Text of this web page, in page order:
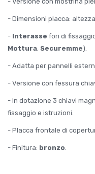
- Dimensioni placca:
- Interasse fori di
Mottura, Securemme).
- Adatta per pannelli
- Versione con fessura
- In dotazione 3 chiavi
fissaggio e istruzioni.
- Placca frontale di
- Finitura: bronzo